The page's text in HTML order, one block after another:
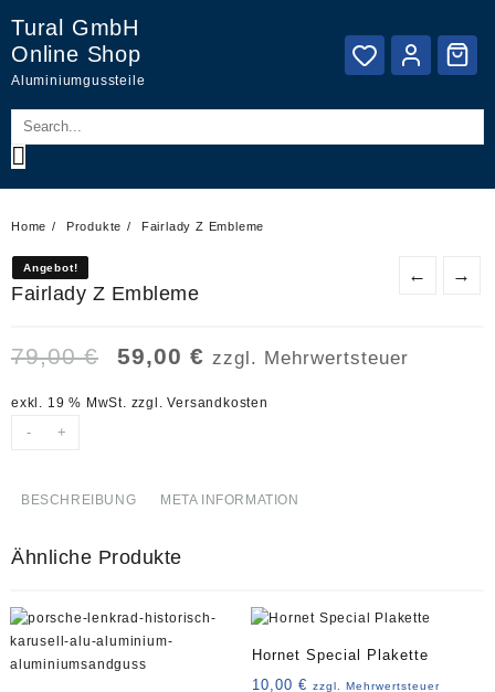
content
Tural GmbH
Online Shop
Aluminiumgussteile
Home Produkte Fairlady Z Embleme
Angebot! ← →
Fairlady Z Embleme
79,00€
Ursprünglicher
war:
59,00 € Aktueller
ist:
zzgl. Mehrwertsteuer
exkl. 19 % MwSt. zzgl.Versandkosten
- +
BESCHREIBUNG META INFORMATION
Angebot!
Ähnliche Produkte
Hornet Special Plakette
10,00€ zzgl. Mehrwertsteuer